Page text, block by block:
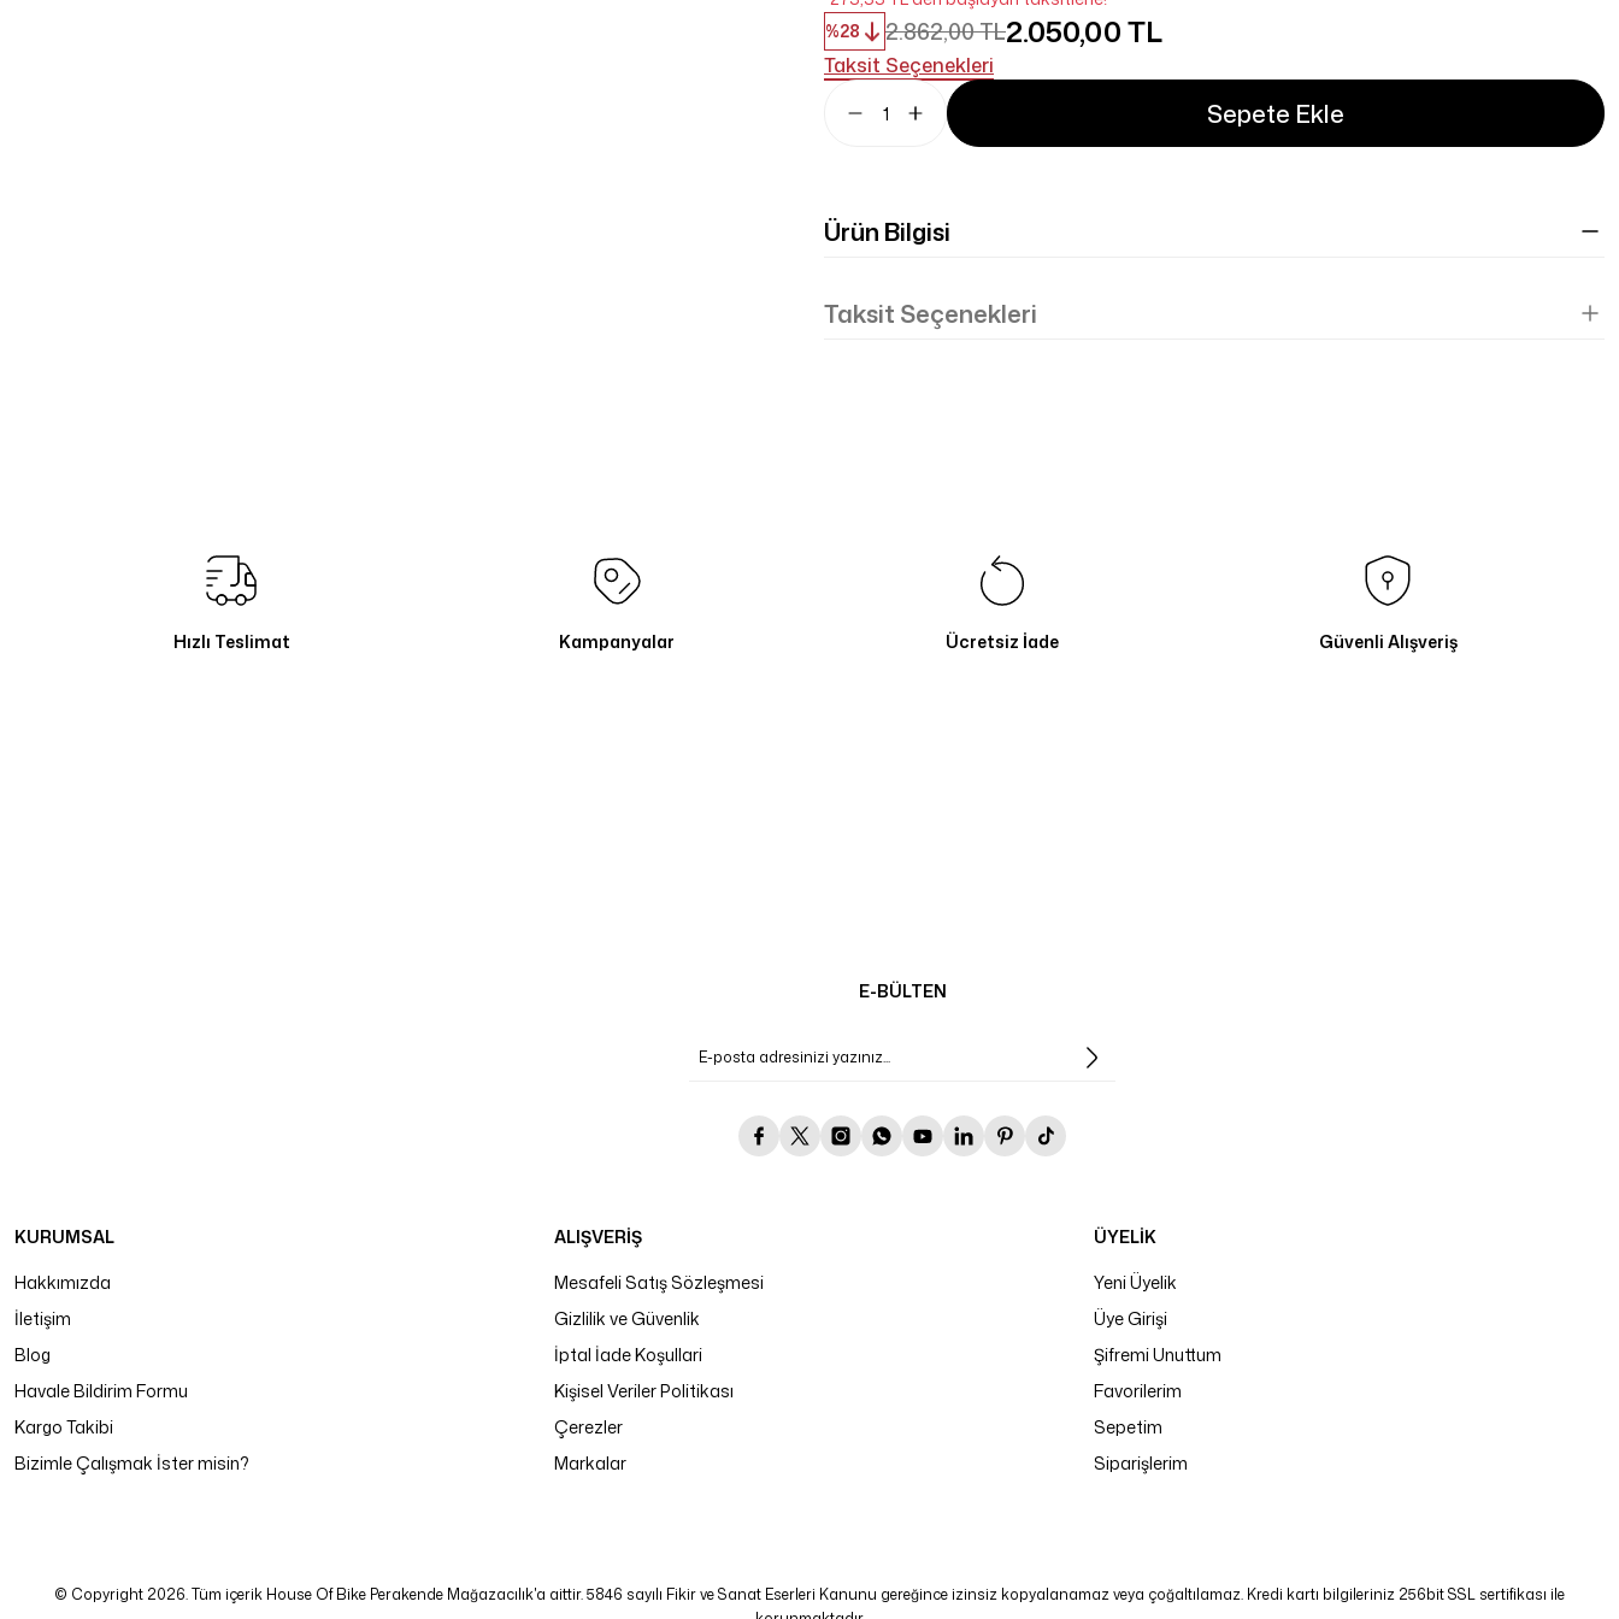
%28
2.862,00 TL2.050,00 TL
Taksit Seçenekleri
Sepete Ekle
Ürün Bilgisi
Taksit Seçenekleri
Hızlı Teslimat Kampanyalar Ücretsiz İade Güvenli Alışveriş
E-BÜLTEN
KURUMSAL
Hakkımızda
İletişim
Blog
Havale Bildirim Formu
Kargo Takibi
Bizimle Çalışmak İster misin?
ALIŞVERİŞ
Mesafeli Satış Sözleşmesi
Gizlilik ve Güvenlik
İptal İade Koşullari
Kişisel Veriler Politikası
Çerezler
Markalar
ÜYELİK
Yeni Üyelik
Üye Girişi
Şifremi Unuttum
Favorilerim
Sepetim
Siparişlerim
© Copyright 2026. Tüm içerik House Of Bike Perakende Mağazacılık'a aittir. 5846 sayılı Fikir ve Sanat Eserleri Kanunu gereğince izinsiz kopyalanamaz veya çoğaltılamaz. Kredi kartı bilgileriniz 256bit SSL sertifikası ile